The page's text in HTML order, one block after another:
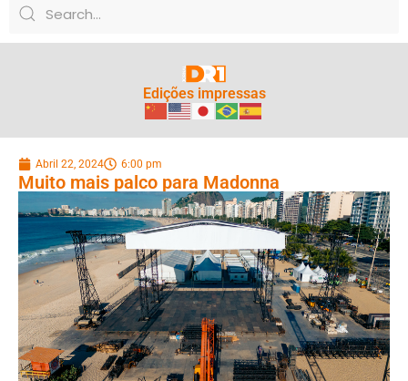
Edições impressas
Abril 22, 2024 6:00 pm
Muito mais palco para Madonna